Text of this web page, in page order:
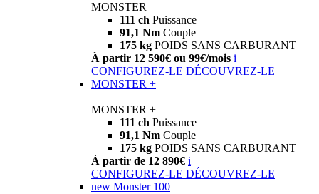
MONSTER
111 ch Puissance
91,1 Nm Couple
175 kg POIDS SANS CARBURANT
À partir 12 590€ ou 99€/mois i
CONFIGUREZ-LE DÉCOUVREZ-LE
MONSTER +
MONSTER +
111 ch Puissance
91,1 Nm Couple
175 kg POIDS SANS CARBURANT
À partir de 12 890€ i
CONFIGUREZ-LE DÉCOUVREZ-LE
new Monster 100